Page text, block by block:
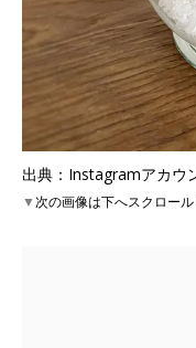
出典：Instagramアカウ
▼次の画像は下へスクロー